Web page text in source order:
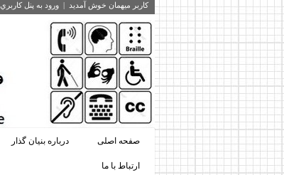
کاربر میهمان خوش آمديد | ورود به پنل کاربري
صفحه اصلی درباره بنیان گذار
ارتباط با ما